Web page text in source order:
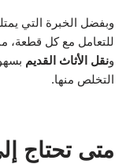
وبفضل الخبرة التي
للتعامل مع كل قطعة،
ونقل الأثاث القديم
التخلص منها.
متى تحتاج